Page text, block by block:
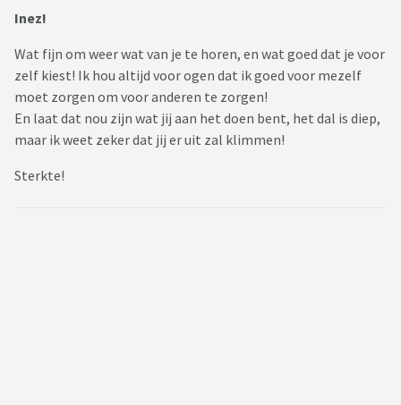
Inez!
Wat fijn om weer wat van je te horen, en wat goed dat je voor
zelf kiest! Ik hou altijd voor ogen dat ik goed voor mezelf
moet zorgen om voor anderen te zorgen!
En laat dat nou zijn wat jij aan het doen bent, het dal is diep,
maar ik weet zeker dat jij er uit zal klimmen!
Sterkte!